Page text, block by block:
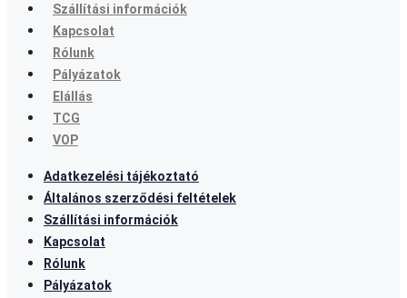
Szállítási információk
Kapcsolat
Rólunk
Pályázatok
Elállás
TCG
VOP
Adatkezelési tájékoztató
Általános szerződési feltételek
Szállítási információk
Kapcsolat
Rólunk
Pályázatok